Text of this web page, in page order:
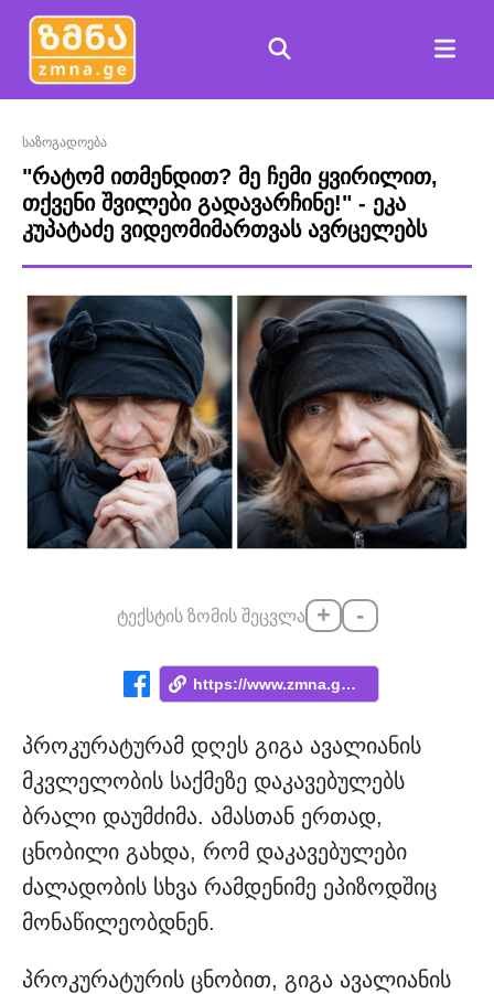
საზოგადოება
"რატომ ითმენდით? მე ჩემი ყვირილით,
თქვენი შვილები გადავარჩინე!" - ეკა
კუპატაძე ვიდეომიმართვას ავრცელებს
ტექსტის ზომის შეცვლა + -
https://www.zmna.ge/news/ratom-itmendit-...
პროკურატურამ დღეს გიგა ავალიანის
მკვლელობის საქმეზე დაკავებულებს
ბრალი დაუმძიმა. ამასთან ერთად,
ცნობილი გახდა, რომ დაკავებულები
ძალადობის სხვა რამდენიმე ეპიზოდშიც
მონაწილეობდნენ.
პროკურატურის ცნობით, გიგა ავალიანის